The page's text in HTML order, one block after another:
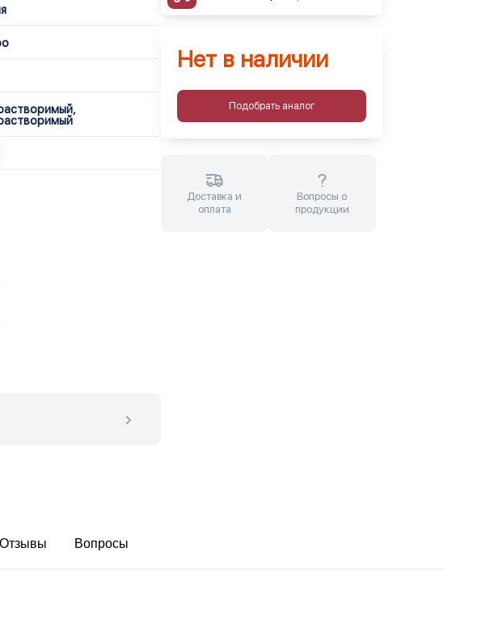
Нет в наличии
Подобрать аналог
Доставка и
оплата
Вопросы о
продукции
Отзывы Вопросы